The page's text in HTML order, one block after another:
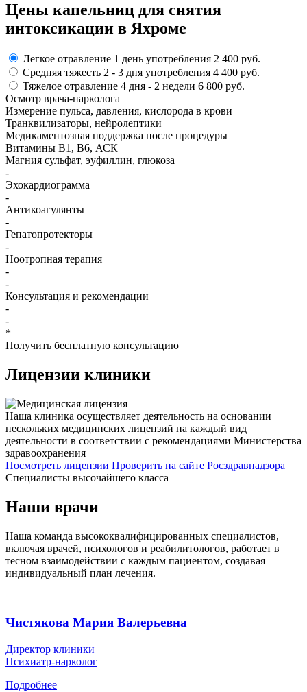
Цены капельниц для снятия
интоксикации в Яхроме
Легкое отравление 1 день употребления 2 400 руб.
Средняя тяжесть 2 - 3 дня употребления 4 400 руб.
Тяжелое отравление 4 дня - 2 недели 6 800 руб.
Осмотр врача-нарколога
Измерение пульса, давления, кислорода в крови
Транквилизаторы, нейролептики
Медикаментозная поддержка после процедуры
Витамины B1, B6, АСК
Магния сульфат, эуфиллин, глюкоза
-
Эхокардиограмма
-
Антикоагулянты
-
Гепатопротекторы
-
Ноотропная терапия
-
-
Консультация и рекомендации
-
-
*
Получить бесплатную консультацию
Лицензии клиники
Наша клиника осуществляет деятельность на основании
нескольких медицинских лицензий на каждый вид
деятельности в соответствии с рекомендациями Министерства
здравоохранения
Посмотреть лицензии Проверить на сайте Росздравнадзора
Специалисты высочайшего класса
Наши врачи
Наша команда высококвалифицированных специалистов,
включая врачей, психологов и реабилитологов, работает в
тесном взаимодействии с каждым пациентом, создавая
индивидуальный план лечения.
Чистякова Мария Валерьевна
Директор клиники
Психиатр-нарколог
Подробнее